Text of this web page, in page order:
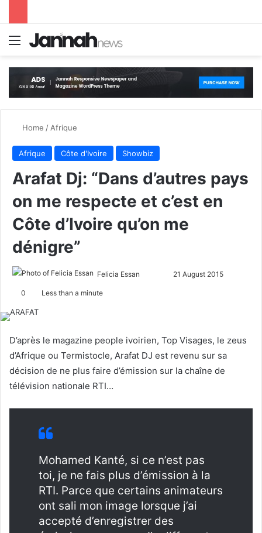
Menu
Home / Afrique
Afrique Côte d'Ivoire Showbiz
Arafat Dj: “Dans d’autres pays
on me respecte et c’est en
Côte d’Ivoire qu’on me
dénigre”
Felicia Essan
w
o
n
n
e
m
21 August 2015
0 Less than a minute
D’après le magazine people ivoirien, Top Visages, le zeus
d’Afrique ou Termistocle, Arafat DJ est revenu sur sa
décision de ne plus faire d’émission sur la chaîne de
télévision nationale RTI…
Mohamed Kanté, si ce n’est pas
toi, je ne fais plus d’émission à la
RTI. Parce que certains animateurs
ont sali mon image lorsque j’ai
accepté d’enregistrer des